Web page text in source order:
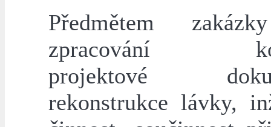
Předmětem
zpracování
projektové
rekonstrukce lávky,